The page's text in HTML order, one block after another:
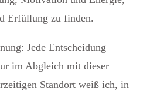
Erfüllung zu finden.
Jede Entscheidung
im Abgleich mit dieser
Standort weiß ich, in